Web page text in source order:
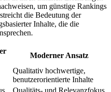
um günstige Rankings
die Bedeutung der
Inhalte, die die
Moderner Ansatz
Qualitativ hochwertige,
benutzerorientierte Inhalte
Qualitäts- und Relevanzfokus